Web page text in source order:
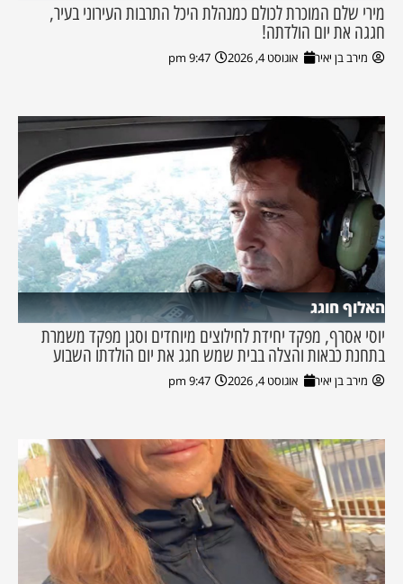
מירי שלם המוכרת לכולם כמנהלת היכל התרבות העירוני בעיר,
חגגה את יום הולדתה!
מירב בן יאיר אוגוסט 4, 2026 9:47 pm
האלוף חוגג
יוסי אסרף, מפקד יחידת לחילוצים מיוחדים וסגן מפקד משמרת
בתחנת כבאות והצלה בבית שמש חגג את יום הולדתו השבוע
מירב בן יאיר אוגוסט 4, 2026 9:47 pm